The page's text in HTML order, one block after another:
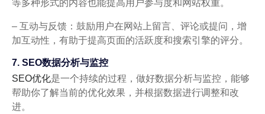
等多种形式的内容也能提高用户参与度和网站权重。
– 互动与反馈：鼓励用户在网站上留言、评论或提问，增
加互动性，有助于提高页面的活跃度和搜索引擎的评分。
7. SEO数据分析与监控
SEO优化是一个持续的过程，做好数据分析与监控，能够
帮助你了解当前的优化效果，并根据数据进行调整和改
进。